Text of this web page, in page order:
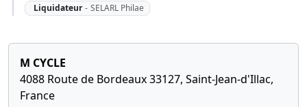
Liquidateur - SELARL Philae
M CYCLE
4088 Route de Bordeaux 33127, Saint-Jean-d'Illac,
France